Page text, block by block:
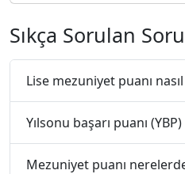
Sıkça Sorulan
Lise mezuniyet puanı
Yılsonu başarı puanı
Mezuniyet puanı